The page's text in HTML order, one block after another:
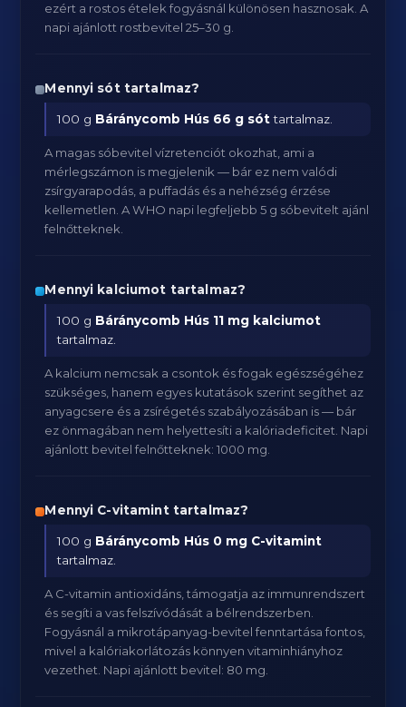
ezért a rostos ételek fogyásnál különösen hasznosak. A
napi ajánlott rostbevitel 25–30 g.
Mennyi sót tartalmaz?
100 g Báránycomb Hús 66 g sóttartalmaz.
A magas sóbevitel vízretenciót okozhat, ami a
mérlegszámon is megjelenik — bár ez nem valódi
zsírgyarapodás, a puffadás és a nehézség érzése
kellemetlen. A WHO napi legfeljebb 5 g sóbevitelt ajánl
felnőtteknek.
Mennyi kalciumot tartalmaz?
100 g Báránycomb Hús 11 mg kalciumot
tartalmaz.
A kalcium nemcsak a csontok és fogak egészségéhez
szükséges, hanem egyes kutatások szerint segíthet az
anyagcsere és a zsírégetés szabályozásában is — bár
ez önmagában nem helyettesíti a kalóriadeficitet. Napi
ajánlott bevitel felnőtteknek: 1000 mg.
Mennyi C-vitamint tartalmaz?
100 g Báránycomb Hús 0 mg C-vitamint
tartalmaz.
A C-vitamin antioxidáns, támogatja az immunrendszert
és segíti a vas felszívódását a bélrendszerben.
Fogyásnál a mikrotápanyag-bevitel fenntartása fontos,
mivel a kalóriakorlátozás könnyen vitaminhiányhoz
vezethet. Napi ajánlott bevitel: 80 mg.